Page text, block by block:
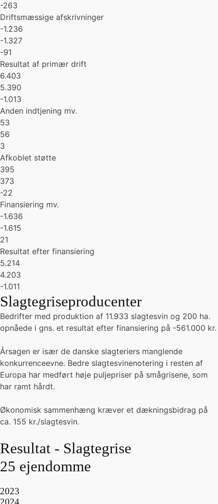
-263
Driftsmæssige afskrivninger
-1.236
-1.327
-91
Resultat af primær drift
6.403
5.390
-1.013
Anden indtjening mv.
53
56
3
Afkoblet støtte
395
373
-22
Finansiering mv.
-1.636
-1.615
21
Resultat efter finansiering
5.214
4.203
-1.011
Slagtegriseproducenter
Bedrifter med produktion af 11.933 slagtesvin og 200 ha.
opnåede i gns. et resultat efter finansiering på -561.000 kr.
Årsagen er især de danske slagteriers manglende
konkurrenceevne. Bedre slagtesvinenotering i resten af
Europa har medført høje puljepriser på smågrisene, som
har ramt hårdt.
Økonomisk sammenhæng kræver et dækningsbidrag på
ca. 155 kr./slagtesvin.
Resultat - Slagtegrise
25 ejendomme
2023
2024